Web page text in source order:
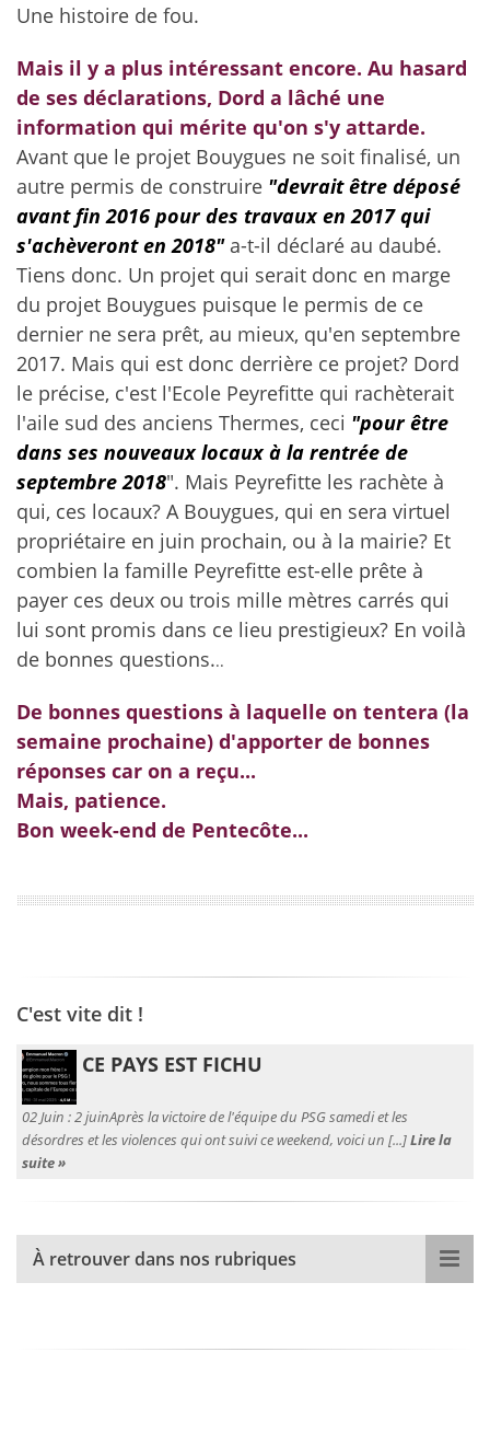
Une histoire de fou.
Mais il y a plus intéressant encore. Au hasard
de ses déclarations, Dord a lâché une
information qui mérite qu'on s'y attarde.
Avant que le projet Bouygues ne soit finalisé, un
autre permis de construire "devrait être déposé
avant fin 2016 pour des travaux en 2017 qui
s'achèveront en 2018" a-t-il déclaré au daubé.
Tiens donc. Un projet qui serait donc en marge
du projet Bouygues puisque le permis de ce
dernier ne sera prêt, au mieux, qu'en septembre
2017. Mais qui est donc derrière ce projet? Dord
le précise, c'est l'Ecole Peyrefitte qui rachèterait
l'aile sud des anciens Thermes, ceci "pour être
dans ses nouveaux locaux à la rentrée de
septembre 2018". Mais Peyrefitte les rachète à
qui, ces locaux? A Bouygues, qui en sera virtuel
propriétaire en juin prochain, ou à la mairie? Et
combien la famille Peyrefitte est-elle prête à
payer ces deux ou trois mille mètres carrés qui
lui sont promis dans ce lieu prestigieux? En voilà
de bonnes questions...
De bonnes questions à laquelle on tentera (la
semaine prochaine) d'apporter de bonnes
réponses car on a reçu...
Mais, patience.
Bon week-end de Pentecôte...
C'est vite dit !
CE PAYS EST FICHU
02 Juin :2 juinAprès la victoire de l'équipe du PSG samedi et les
désordres et les violences qui ont suivi ce weekend, voici un [...]Lire la
suite »
À retrouver dans nos rubriques